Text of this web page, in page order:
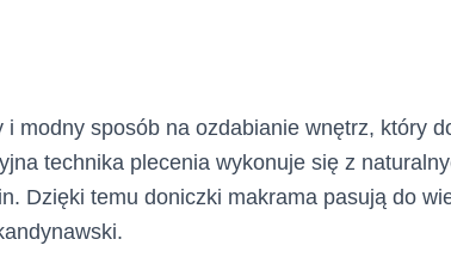
modny sposób na ozdabianie wnętrz, który
technika plecenia wykonuje się z
Dzięki temu doniczki makrama pasują do